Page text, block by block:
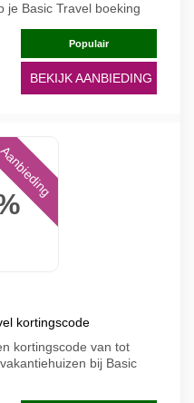
je Basic Travel boeking
Populair
BEKIJK AANBIEDING
kortingscode
kortingscode van tot
bij Basic